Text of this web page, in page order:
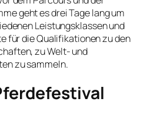
geht es drei Tage lang um
Leistungsklassen und
für die Qualifikationen zu den
zu Welt- und
zu sammeln.